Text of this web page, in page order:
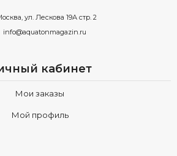
ул. Лескова 19А стр. 2
info@aquatonmagazin.ru
кабинет
Мои заказы
Мой профиль